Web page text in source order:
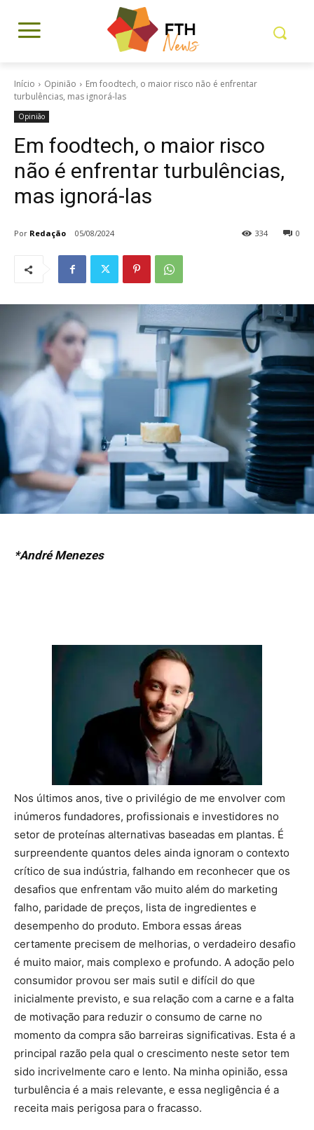
Início Opinião
Em foodtech, o maior risco não é enfrentar
turbulências, mas ignorá-las
Opinião
Em foodtech, o maior risco
não é enfrentar turbulências,
mas ignorá-las
Por Redação 05/08/2024 0
334
*André Menezes
Nos últimos anos, tive o privilégio de me envolver com
inúmeros fundadores, profissionais e investidores no
setor de proteínas alternativas baseadas em plantas. É
surpreendente quantos deles ainda ignoram o contexto
crítico de sua indústria, falhando em reconhecer que os
desafios que enfrentam vão muito além do marketing
falho, paridade de preços, lista de ingredientes e
desempenho do produto. Embora essas áreas
certamente precisem de melhorias, o verdadeiro desafio
é muito maior, mais complexo e profundo. A adoção pelo
consumidor provou ser mais sutil e difícil do que
inicialmente previsto, e sua relação com a carne e a falta
de motivação para reduzir o consumo de carne no
momento da compra são barreiras significativas. Esta é a
principal razão pela qual o crescimento neste setor tem
sido incrivelmente caro e lento. Na minha opinião, essa
turbulência é a mais relevante, e essa negligência é a
receita mais perigosa para o fracasso.